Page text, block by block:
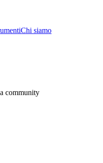
Chi siamo
community